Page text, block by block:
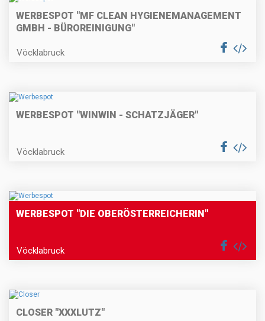
WERBESPOT "MF CLEAN HYGIENEMANAGEMENT
GMBH - BÜROREINIGUNG"
Vöcklabruck
WERBESPOT "WINWIN - SCHATZJÄGER"
Vöcklabruck
WERBESPOT "DIE OBERÖSTERREICHERIN"
Vöcklabruck
CLOSER "XXXLUTZ"